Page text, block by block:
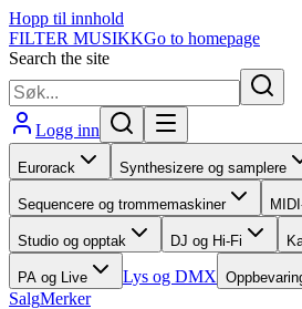
Hopp til innhold
FILTER MUSIKKGo to homepage
Search the site
Logg inn
Eurorack Synthesizere og samplere
Sequencere og trommemaskiner
Studio og opptak DJ og Hi-Fi
PA og Live Lys og DMX
SalgMerker